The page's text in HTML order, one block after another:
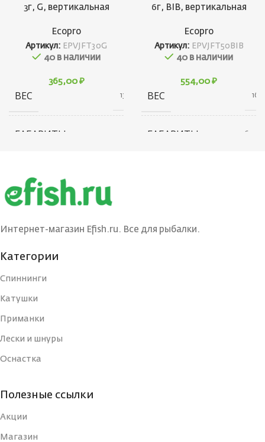
3г, G, вертикальная
Ecopro
Артикул: EPVJFT30G
40 в наличии
365,00 ₽
ВЕС 13 г
ГАБАРИТЫ
УПАКОВКА
СТРАНА-
ИЗГОТОВИТЕЛЬ
6г, BIB, вертикальная
Ecopro
Артикул: EPVJFT50BIB
40 в наличии
554,00 ₽
ВЕС 16 г
ГАБАРИТЫ
Интернет-магазин Efish.ru. Все для рыбалки.
Категории
Спиннинги
Катушки
Приманки
Лески и шнуры
Оснастка
Полезные ссылки
Акции
Магазин